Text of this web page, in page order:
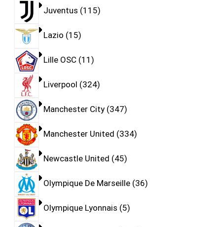
Juventus 115
Lazio 15
Lille OSC 11
Liverpool 324
Manchester City 347
Manchester United 334
Newcastle United 45
Olympique De Marseille 36
Olympique Lyonnais 5